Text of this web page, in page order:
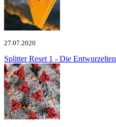
27.07.2020
SplitterReset 1 - Die Entwurzelten